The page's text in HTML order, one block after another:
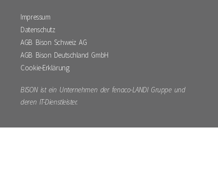
Impressum
Datenschutz
AGB Bison Schweiz AG
AGB Bison Deutschland GmbH
Cookie-Erklärung
BISON ist ein Unternehmen der fenaco-LANDI Gruppe und
deren IT-Dienstleister.